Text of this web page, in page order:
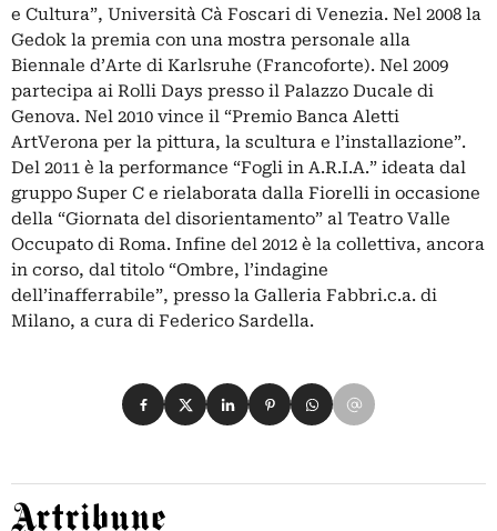
e Cultura”, Università Cà Foscari di Venezia. Nel 2008 la
Gedok la premia con una mostra personale alla
Biennale d’Arte di Karlsruhe (Francoforte). Nel 2009
partecipa ai Rolli Days presso il Palazzo Ducale di
Genova. Nel 2010 vince il “Premio Banca Aletti
ArtVerona per la pittura, la scultura e l’installazione”.
Del 2011 è la performance “Fogli in A.R.I.A.” ideata dal
gruppo Super C e rielaborata dalla Fiorelli in occasione
della “Giornata del disorientamento” al Teatro Valle
Occupato di Roma. Infine del 2012 è la collettiva, ancora
in corso, dal titolo “Ombre, l’indagine
dell’inafferrabile”, presso la Galleria Fabbri.c.a. di
Milano, a cura di Federico Sardella.
Condividi su Facebook
Condividi su X
Condividi su LinkedIn
Condividi su Pinterest
Condividi su WhatsApp
Condividi su Email
Artribune